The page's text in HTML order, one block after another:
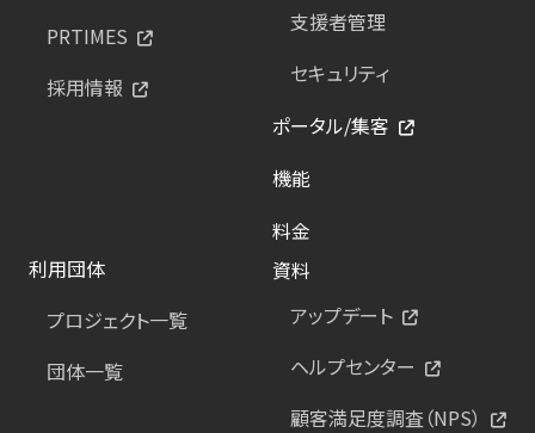
PRTIMES
採用情報
支援者管理
セキュリティ
ポータル/集客
機能
料金
利用団体
プロジェクト一覧
団体一覧
資料
アップデート
ヘルプセンター
顧客満足度調査（NPS）